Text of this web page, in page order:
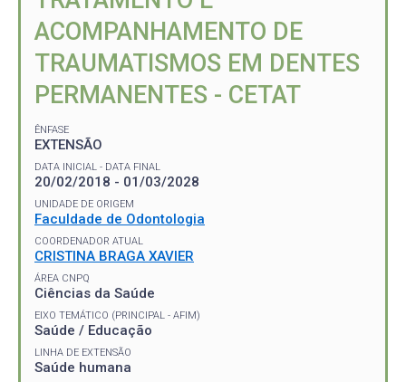
ACOMPANHAMENTO DE
TRAUMATISMOS EM DENTES
PERMANENTES - CETAT
ÊNFASE
EXTENSÃO
DATA INICIAL - DATA FINAL
20/02/2018 - 01/03/2028
UNIDADE DE ORIGEM
Faculdade de Odontologia
COORDENADOR ATUAL
CRISTINA BRAGA XAVIER
ÁREA CNPQ
Ciências da Saúde
EIXO TEMÁTICO (PRINCIPAL - AFIM)
Saúde / Educação
LINHA DE EXTENSÃO
Saúde humana